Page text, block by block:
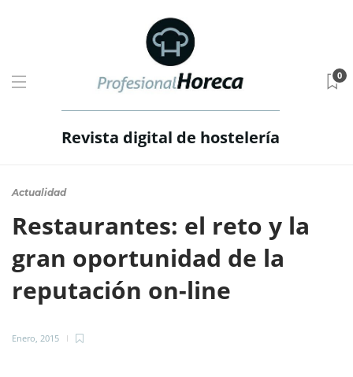
Revista digital de hostelería
0
Actualidad
Restaurantes: el reto y la
gran oportunidad de la
reputación on-line
Enero, 2015